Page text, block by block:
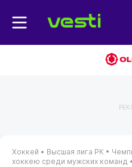
Хоккей • Высшая лига РК •
хоккею среди мужских команд •